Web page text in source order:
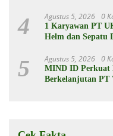
4 Agustus 5, 2026 0
1 Karyawan PT
Helm dan Sepatu
5 Agustus 5, 2026 0
MIND ID Perkuat
Berkelanjutan PT